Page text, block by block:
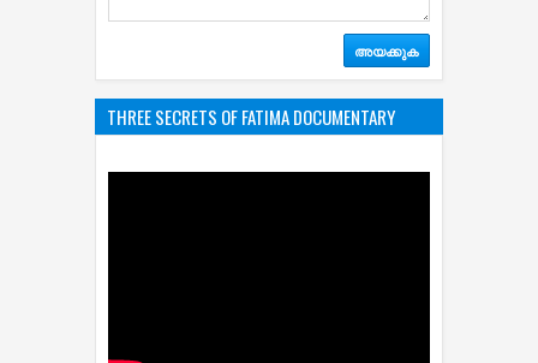
THREE SECRETS OF FATIMA DOCUMENTARY